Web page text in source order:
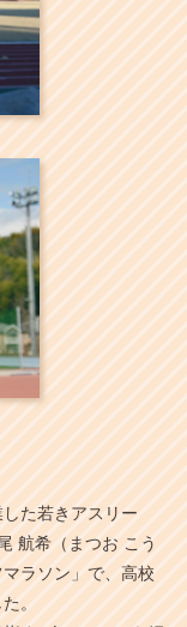
た若きアスリー
航希（まつお こう
ラソン」で、高校
。